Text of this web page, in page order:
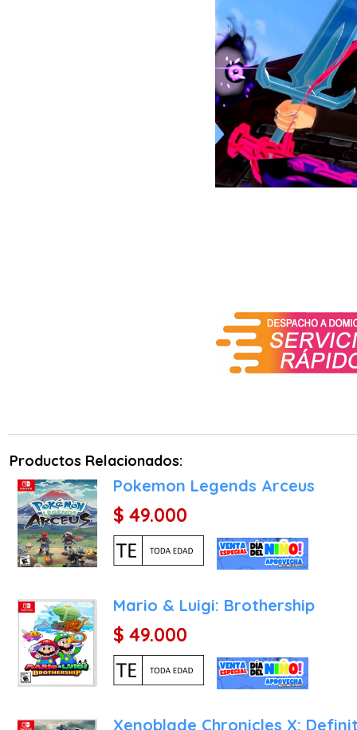
afectando tanto el
reclutarlas para nuestro
El sistema de combate
equipo de hasta cuatro
verdadera magia reside
dos monstruos para
estratégica es
linajes y crear
equipo más ofensivo, un
de síntesis garantiza que
Más de 500 Monstruos:
los adorables Slimes o
exclusivamente para
como el juego portátil
terminar la campaña
Si te apasionan los
Una Adicción sin
gratificantes del
Productos Relacionados:
Pokemon Legends Arceus
$ 49.000
Mario & Luigi: Brothership
$ 49.000
Xenoblade Chronicles X: